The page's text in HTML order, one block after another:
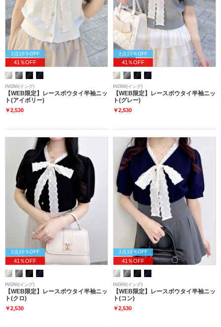
2点10％OFF
41％OFF
INGNI(イング)
【WEB限定】レースボウタイ半袖ニッ
ト(アイボリー)
￥2,530
2点10％OFF
41％OFF
INGNI(イング)
【WEB限定】レースボウタイ半袖ニッ
ト(グレー)
￥2,530
2点10％OFF
41％OFF
INGNI(イング)
【WEB限定】レースボウタイ半袖ニッ
ト(クロ)
￥2,530
2点10％OFF
41％OFF
INGNI(イング)
【WEB限定】レースボウタイ半袖ニッ
ト(コン)
￥2,530